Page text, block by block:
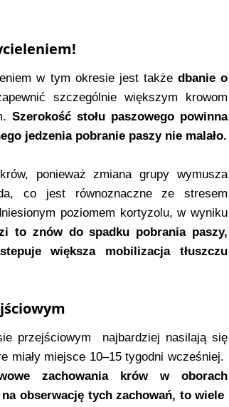
w tym okresie jest takżedbanie o
szczególnie większym krowom
Szerokość stołu paszowego powinna
jedzenia pobranie paszy nie malało.
ponieważ zmiana grupy wymusza
co jest równoznaczne ze stresem
poziomem kortyzolu, w wyniku
to znów do spadku pobrania paszy,
większa mobilizacja tłuszczu
przejściowym najbardziej nasilają się
miały miejsce 10–15 tygodni wcześniej.
zachowania krów w oborach
obserwację tych zachowań, to wiele